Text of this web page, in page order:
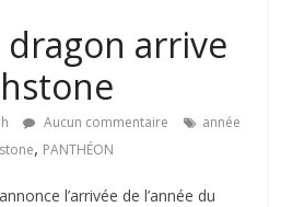
dragon arrive
Aucun commentaire
année
, PANTHÉON
l’arrivée de l’année du